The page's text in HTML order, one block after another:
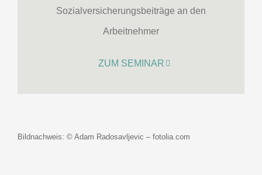
Sozialversicherungsbeiträge an den
Arbeitnehmer
ZUM SEMINAR
Bildnachweis: © Adam Radosavljevic – fotolia.com